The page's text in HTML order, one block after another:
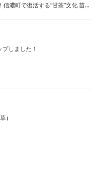
信濃町で復活する“甘茶”文化 苗…
しました！
）